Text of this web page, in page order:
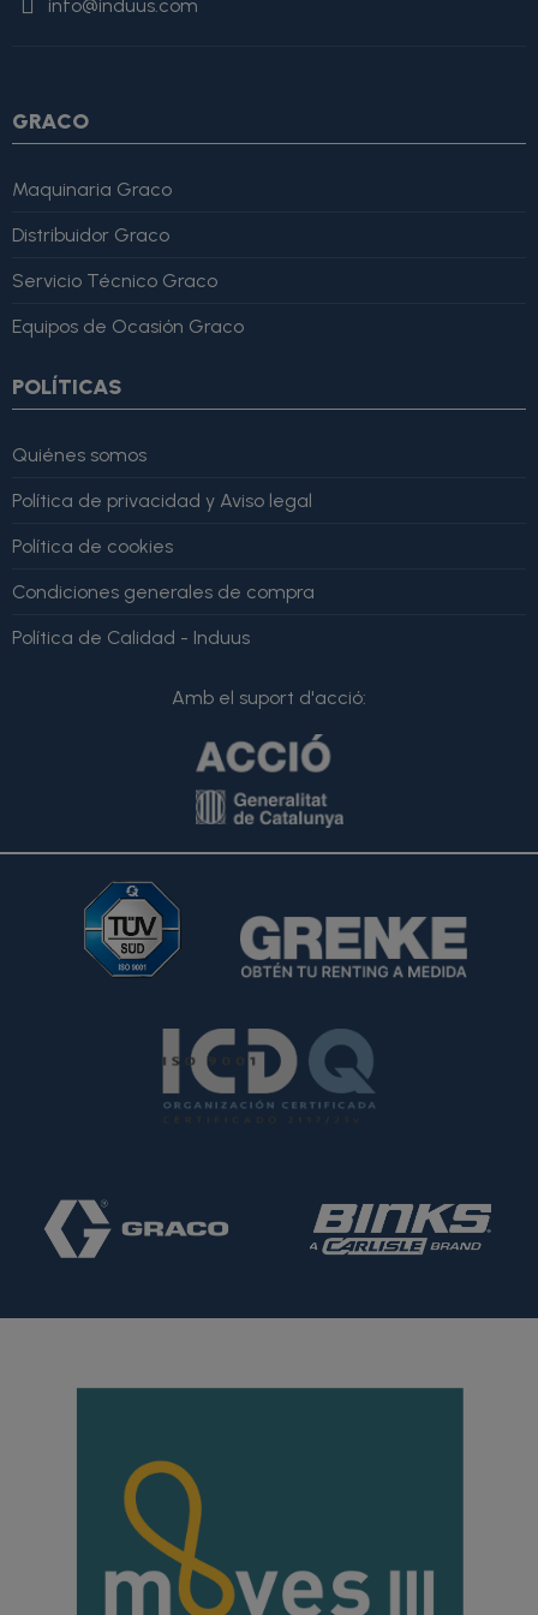
info@induus.com
GRACO
Maquinaria Graco
Distribuidor Graco
Servicio Técnico Graco
Equipos de Ocasión Graco
POLÍTICAS
Quiénes somos
Política de privacidad y Aviso legal
Política de cookies
Condiciones generales de compra
Política de Calidad - Induus
Amb el suport d'acció:
Martínez" }, "reviewRating": { "@type": "Rating", "ratingValue":